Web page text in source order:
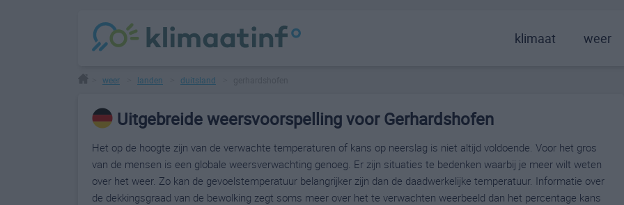
klimaat weer
weer landen duitsland
Uitgebreide weersvoorspelling voor Gerhardshofen
Het op de hoogte zijn van de verwachte temperaturen of kans op neerslag is niet altijd voldoende. Voor het gros
van de mensen is een globale weersverwachting genoeg. Er zijn situaties te bedenken waarbij je meer wilt weten
over het weer. Zo kan de gevoelstemperatuur belangrijker zijn dan de daadwerkelijke temperatuur. Informatie over
de dekkingsgraad van de bewolking zegt soms meer over het te verwachten weerbeeld dan het percentage kans